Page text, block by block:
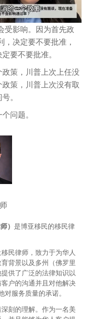
受影响。因为首先政
决定要不要批准，
要不要批准。
策，川普上次上任没
策，川普上次没有取
。
问题。
） 是博亚移民的移民律
民律师，致力于为华人
背景以及多州（佛罗里
供了广泛的法律知识以
户的沟通并且对他解决
服务质量的承诺。
刻的理解。作为一名美